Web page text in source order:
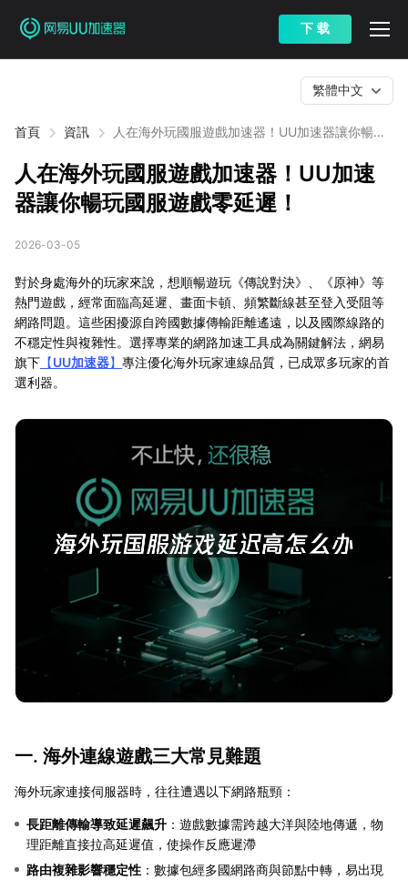
下 载
首頁 資訊
人在海外玩國服遊戲加速器！UU加速器讓你暢玩
繁體中文
人在海外玩國服遊戲加速器！UU加速
器讓你暢玩國服遊戲零延遲！
2026-03-05
對於身處海外的玩家來說，想順暢遊玩《傳說對決》、《原神》等
熱門遊戲，經常面臨高延遲、畫面卡頓、頻繁斷線甚至登入受阻等
網路問題。這些困擾源自跨國數據傳輸距離遙遠，以及國際線路的
不穩定性與複雜性。選擇專業的網路加速工具成為關鍵解法，網易
旗下 【UU加速器】 專注優化海外玩家連線品質，已成眾多玩家的首
選利器。
一. 海外連線遊戲三大常見難題
海外玩家連接伺服器時，往往遭遇以下網路瓶頸：
長距離傳輸導致延遲飆升 ：遊戲數據需跨越大洋與陸地傳遞，物
理距離直接拉高延遲值，使操作反應遲滯
路由複雜影響穩定性 ：數據包經多國網路商與節點中轉，易出現